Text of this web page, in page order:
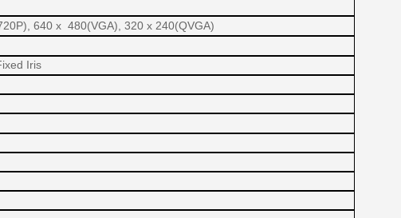
640 x 480(VGA), 320 x 240(QVGA)
Iris